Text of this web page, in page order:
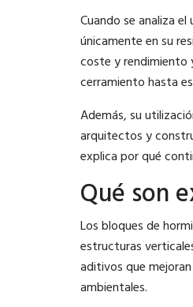
Cuando se analiza
únicamente en su
coste y rendimiento
cerramiento hasta
Además, su
arquitectos y
explica por qué
Qué son
Los bloques de
estructuras
aditivos que
ambientales.